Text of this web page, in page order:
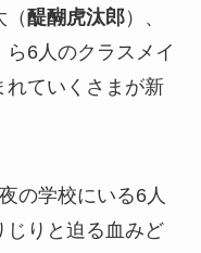
（醍醐虎汰郎）、
ら6人のクラスメイ
れていくさまが新
の学校にいる6人
じりと迫る血みど